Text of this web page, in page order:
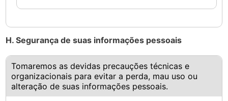
H. Segurança de suas informações pessoais
Tomaremos as devidas precauções técnicas e
organizacionais para evitar a perda, mau uso ou
alteração de suas informações pessoais.